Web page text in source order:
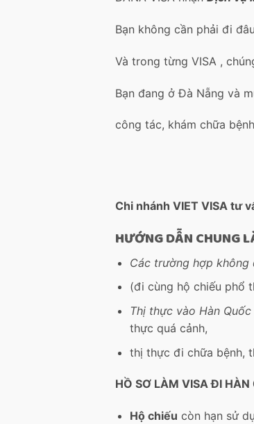
Bạn không cần phải đi
Và trong từng VISA ,
Bạn đang ở Đà Nẵng và
công tác, khám chữa
Chi nhánh VIET VISA tư
HƯỚNG DẪN CHUNG
Các trường hợp không
(đi cùng hộ chiếu phổ
Thị thực vào Hàn
thực quá cảnh,
thị thực đi chữa bệnh,
HỒ SƠ LÀM VISA ĐI HÀN
Hộ chiếu còn hạn sử